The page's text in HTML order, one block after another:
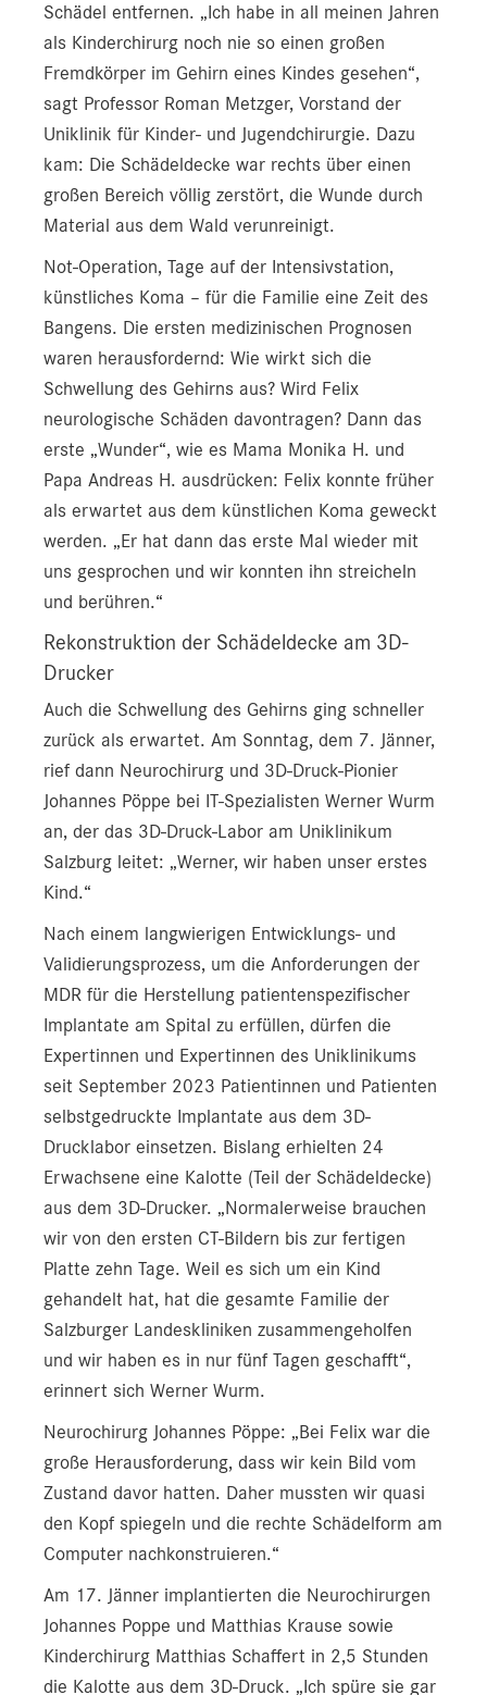
Schädel entfernen. „Ich habe in all meinen Jahren
als Kinderchirurg noch nie so einen großen
Fremdkörper im Gehirn eines Kindes gesehen“,
sagt Professor Roman Metzger, Vorstand der
Uniklinik für Kinder- und Jugendchirurgie. Dazu
kam: Die Schädeldecke war rechts über einen
großen Bereich völlig zerstört, die Wunde durch
Material aus dem Wald verunreinigt.
Not-Operation, Tage auf der Intensivstation,
künstliches Koma – für die Familie eine Zeit des
Bangens. Die ersten medizinischen Prognosen
waren herausfordernd: Wie wirkt sich die
Schwellung des Gehirns aus? Wird Felix
neurologische Schäden davontragen? Dann das
erste „Wunder“, wie es Mama Monika H. und
Papa Andreas H. ausdrücken: Felix konnte früher
als erwartet aus dem künstlichen Koma geweckt
werden. „Er hat dann das erste Mal wieder mit
uns gesprochen und wir konnten ihn streicheln
und berühren.“
Rekonstruktion der Schädeldecke am 3D-
Drucker
Auch die Schwellung des Gehirns ging schneller
zurück als erwartet. Am Sonntag, dem 7. Jänner,
rief dann Neurochirurg und 3D-Druck-Pionier
Johannes Pöppe bei IT-Spezialisten Werner Wurm
an, der das 3D-Druck-Labor am Uniklinikum
Salzburg leitet: „Werner, wir haben unser erstes
Kind.“
Nach einem langwierigen Entwicklungs- und
Validierungsprozess, um die Anforderungen der
MDR für die Herstellung patientenspezifischer
Implantate am Spital zu erfüllen, dürfen die
Expertinnen und Expertinnen des Uniklinikums
seit September 2023 Patientinnen und Patienten
selbstgedruckte Implantate aus dem 3D-
Drucklabor einsetzen. Bislang erhielten 24
Erwachsene eine Kalotte (Teil der Schädeldecke)
aus dem 3D-Drucker. „Normalerweise brauchen
wir von den ersten CT-Bildern bis zur fertigen
Platte zehn Tage. Weil es sich um ein Kind
gehandelt hat, hat die gesamte Familie der
Salzburger Landeskliniken zusammengeholfen
und wir haben es in nur fünf Tagen geschafft“,
erinnert sich Werner Wurm.
Neurochirurg Johannes Pöppe: „Bei Felix war die
große Herausforderung, dass wir kein Bild vom
Zustand davor hatten. Daher mussten wir quasi
den Kopf spiegeln und die rechte Schädelform am
Computer nachkonstruieren.“
Am 17. Jänner implantierten die Neurochirurgen
Johannes Poppe und Matthias Krause sowie
Kinderchirurg Matthias Schaffert in 2,5 Stunden
die Kalotte aus dem 3D-Druck. „Ich spüre sie gar